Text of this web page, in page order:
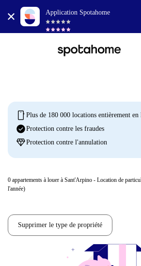
Application Spotahome
mobile Plus de 180 000 locations entièrement en
check_circleProtection contre les fraudes
diamondProtection contre l'annulation
0 appartements à louer à Sant'Arpino - Location de
l'année)
Supprimer le type de propriété